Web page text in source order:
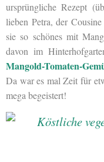
ursprüngliche Rezept
lieben Petra, der
sie so schönes mit
davon im
Mangold-Tomaten-
Da war es mal Zeit für
mega begeistert!